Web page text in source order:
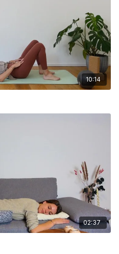
10:14
02:37